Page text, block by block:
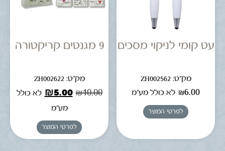
עט קומי לניקוי מסכים
מק"ט: ZH002562
₪6.00 לא כולל מע"מ
לפרטי המוצר
9 מגנטים קריקטורה
מק"ט: ZH002622
₪10.00
₪5.00
לא כולל
מע"מ
לפרטי המוצר